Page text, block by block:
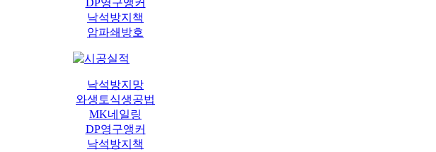
DP영구앵커
낙석방지책
암파쇄방호
낙석방지망
와생토식생공법
MK네일링
DP영구앵커
낙석방지책